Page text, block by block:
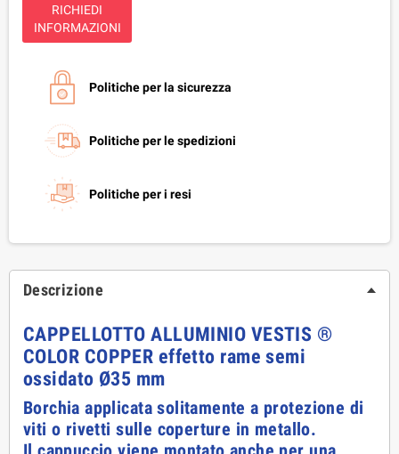
RICHIEDI
INFORMAZIONI
Politiche per la sicurezza
Politiche per le spedizioni
Politiche per i resi
Descrizione
CAPPELLOTTO ALLUMINIO VESTIS ®
COLOR COPPER effetto rame semi
ossidato Ø35 mm
Borchia applicata solitamente a protezione di
viti o rivetti sulle coperture in metallo.